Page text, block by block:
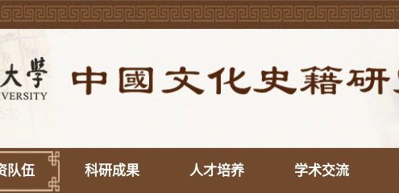
队伍 科研成果 人才培养 学术交流